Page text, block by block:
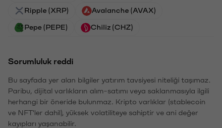
Ripple (XRP) Avalanche (AVAX)
Pepe (PEPE) Chiliz (CHZ)
Sorumluluk reddi
Bu sayfada yer alan bilgiler yatırım tavsiyesi niteliği taşımaz.
Paribu, dijital varlıkların alım-satımı veya saklanmasıyla ilgili
herhangi bir öneride bulunmaz. Kripto varlıklar (stablecoin
ve NFT'ler dahil), yüksek volatiliteye sahiptir ve ani değer
kayıpları yaşanabilir.